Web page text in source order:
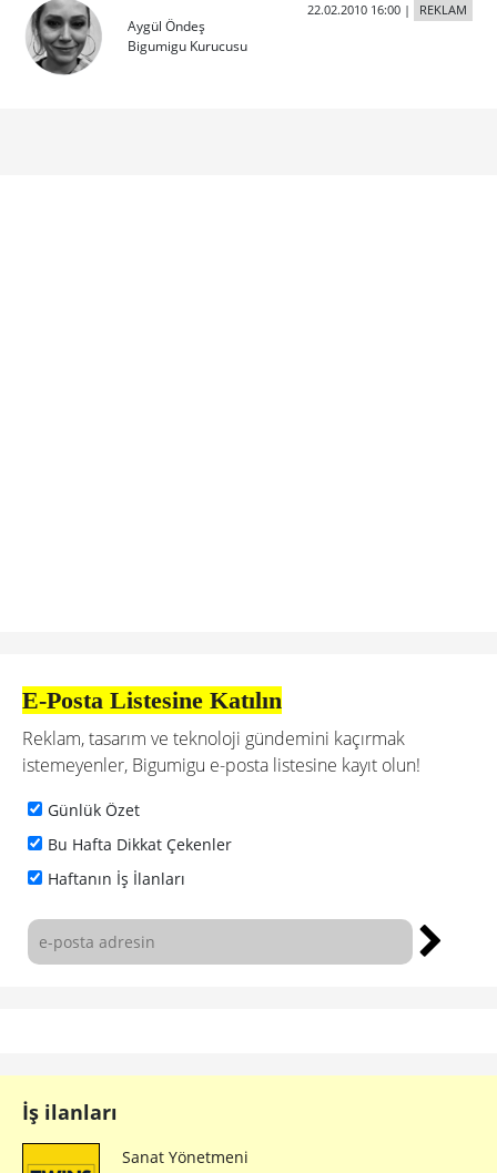
Aygül Öndeş
Bigumigu Kurucusu
22.02.2010 16:00| REKLAM
E-Posta Listesine Katılın
Reklam, tasarım ve teknoloji gündemini kaçırmak
istemeyenler, Bigumigu e-posta listesine kayıt olun!
Günlük Özet
Bu Hafta Dikkat Çekenler
Haftanın İş İlanları
İş ilanları
Sanat Yönetmeni